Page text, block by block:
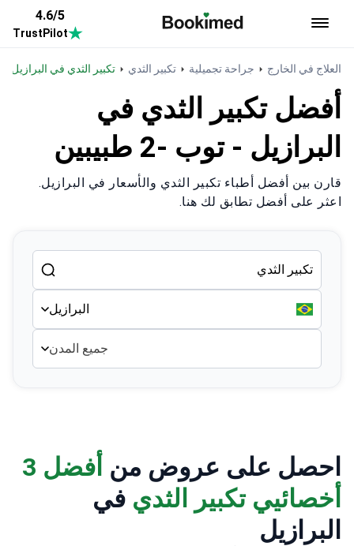
4.6/5
TrustPilot
العلاج في الخارج جراحة تجميلية تكبير الثدي تكبير الثدي في البرازيل
أفضل تكبير الثدي في
البرازيل - توب -2 طبيبين
قارن بين أفضل أطباء تكبير الثدي والأسعار في البرازيل.
اعثر على أفضل تطابق لك هنا.
البرازيل
جميع المدن
احصل على عروض من
أفضل 3
أخصائيي تكبير الثدي في
البرازيل